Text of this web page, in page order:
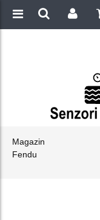
Magazin
Fendu